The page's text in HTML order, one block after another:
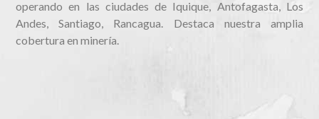
operando en las ciudades de Iquique, Antofagasta, Los
Andes, Santiago, Rancagua. Destaca nuestra amplia
cobertura en minería.